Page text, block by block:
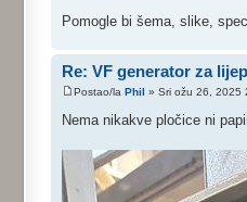
Pomogle bi šema, slike,
Re: VF generator za
Postao/laPhil » Sri ožu 26, 2025
Nema nikakve pločice ni